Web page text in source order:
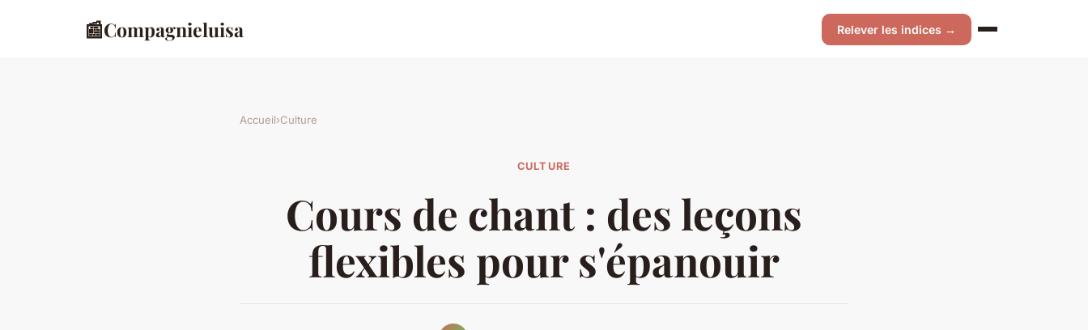
📰Compagnieluisa Relever les indices →
Accueil›Culture
CULTURE
Cours de chant : des leçons
flexibles pour s'épanouir